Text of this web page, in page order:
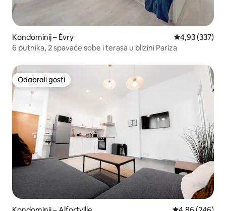
Kondominij – Évry Prosječna
4,93 (337)
6 putnika, 2 spavaće sobe i terasa u blizini Pariza
Odabrali gosti
Odabrali gosti